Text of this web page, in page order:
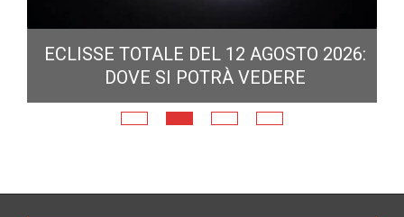
ECLISSE TOTALE DEL 12 AGOSTO 2026:
DOVE SI POTRÀ VEDERE